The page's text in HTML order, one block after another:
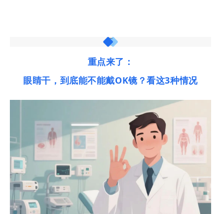
重点来了：
眼睛干，到底能不能戴OK镜？看这3种情况